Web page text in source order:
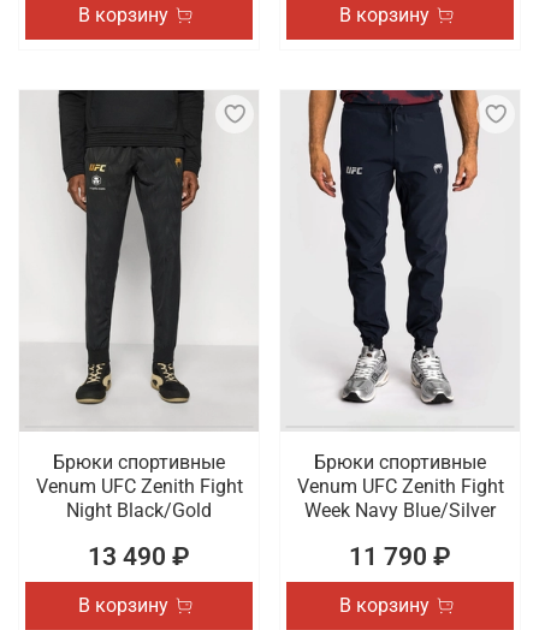
В корзину В корзину
Брюки спортивные
Venum UFC Zenith Fight
Night Black/Gold
13 490 ₽
В корзину
Брюки спортивные
Venum UFC Zenith Fight
Week Navy Blue/Silver
11 790 ₽
В корзину